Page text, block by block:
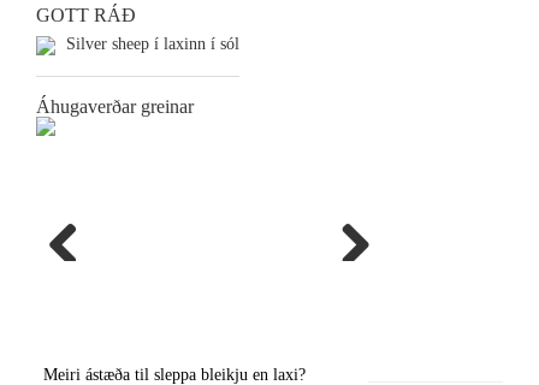
GOTT RÁÐ
Silver sheep í laxinn í sól
Áhugaverðar greinar
Meiri ástæða til sleppa bleikju en laxi?